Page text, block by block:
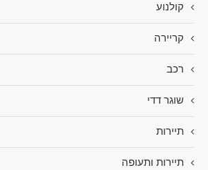
קולנוע
קריירה
רכב
שוגר דדי
תיירות
תיירות ותעופה